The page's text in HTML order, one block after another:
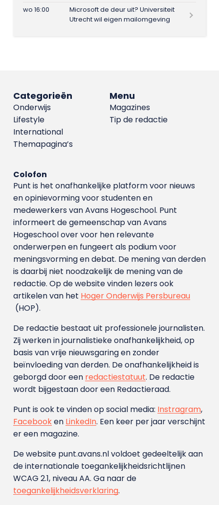
wo 16:00
Microsoft de deur uit? Universiteit
Utrecht wil eigen mailomgeving
Menu
Magazines
Tip de redactie
Categorieën
Onderwijs
Lifestyle
International
Themapagina’s
Colofon
Punt is het onafhankelijke platform voor nieuws
en opinievorming voor studenten en
medewerkers van Avans Hoge­school. Punt
informeert de gemeenschap van Avans
Hogeschool over voor hen relevante
onderwerpen en fungeert als podium voor
meningsvorming en debat. De mening van derden
is daarbij niet noodzakelijk de mening van de
redactie. Op de website vinden lezers ook
artikelen van het Hoger Onderwijs Persbureau
(HOP).
De redactie bestaat uit professionele journalisten.
Zij werken in journalistieke onafhankelijkheid, op
basis van vrije nieuwsgaring en zonder
beïnvloeding van derden. De onafhankelijkheid is
geborgd door een redactiestatuut. De redactie
wordt bijgestaan door een Redactieraad.
Punt is ook te vinden op social media: Instragram,
Facebooken LinkedIn. Een keer per jaar verschijnt
er een magazine.
De website punt.avans.nl voldoet gedeeltelijk aan
de internationale toegankelijkheidsrichtlijnen
WCAG 2.1, niveau AA. Ga naar de
toegankelijkheidsverklaring.